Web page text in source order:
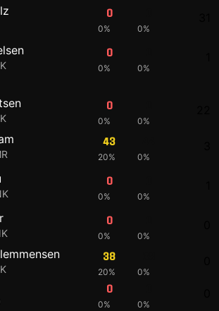
0
0% 0%
0
0% 0%
0
0% 0%
43
20% 0%
0
0% 0%
0
0% 0%
38
20% 0%
0
0% 0%